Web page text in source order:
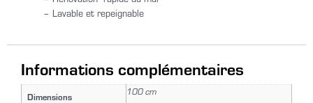
– Lavable et repeignable
Informations complémentaires
Dimensions 100 cm